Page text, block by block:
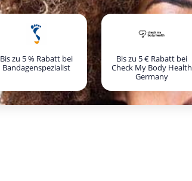
Bis zu 5 % Rabatt bei
Bandagenspezialist
Bis zu 5 € Rabatt bei
Check My Body Health
Germany